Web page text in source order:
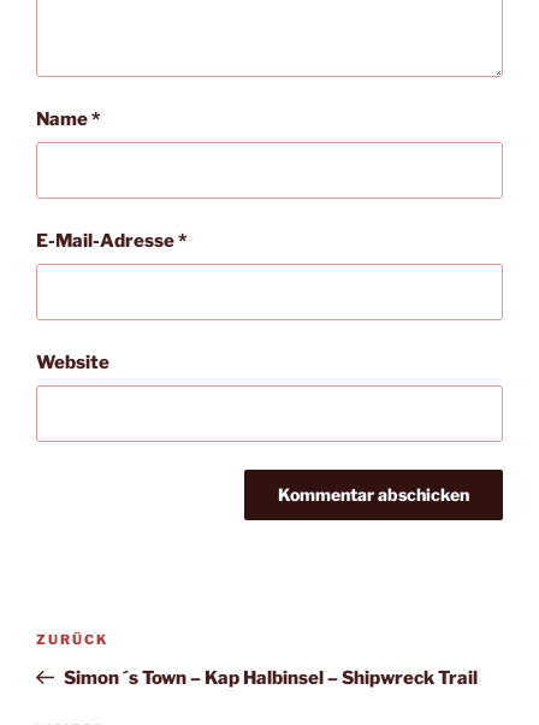
Name*
E-Mail-Adresse*
Website
Beitragsnavigation
Vorheriger
Beitrag
ZURÜCK
Simon ´s Town – Kap Halbinsel – Shipwreck Trail